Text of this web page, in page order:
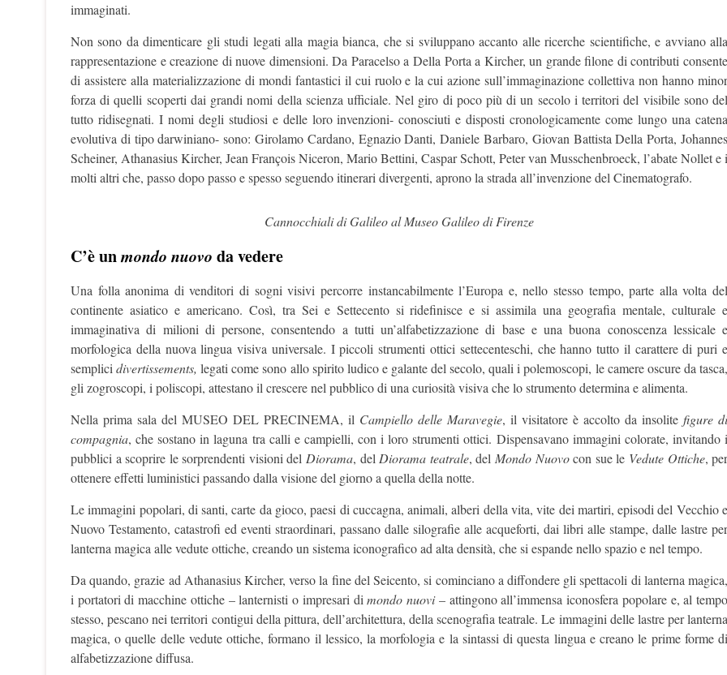
immaginati.
Non sono da dimenticare gli studi legati alla magia bianca, che si sviluppano accanto alle ricerche scientifiche, e avviano alla
rappresentazione e creazione di nuove dimensioni. Da Paracelso a Della Porta a Kircher, un grande filone di contributi consente
di assistere alla materializzazione di mondi fantastici il cui ruolo e la cui azione sull’immaginazione collettiva non hanno minor
forza di quelli scoperti dai grandi nomi della scienza ufficiale. Nel giro di poco più di un secolo i territori del visibile sono del
tutto ridisegnati. I nomi degli studiosi e delle loro invenzioni- conosciuti e disposti cronologicamente come lungo una catena
evolutiva di tipo darwiniano- sono: Girolamo Cardano, Egnazio Danti, Daniele Barbaro, Giovan Battista Della Porta, Johannes
Scheiner, Athanasius Kircher, Jean François Niceron, Mario Bettini, Caspar Schott, Peter van Musschenbroeck, l’abate Nollet e i
molti altri che, passo dopo passo e spesso seguendo itinerari divergenti, aprono la strada all’invenzione del Cinematografo.
Cannocchiali di Galileo al Museo Galileo di Firenze
C’è unmondo nuovo da vedere
Una folla anonima di venditori di sogni visivi percorre instancabilmente l’Europa e, nello stesso tempo, parte alla volta del
continente asiatico e americano. Così, tra Sei e Settecento si ridefinisce e si assimila una geografia mentale, culturale e
immaginativa di milioni di persone, consentendo a tutti un’alfabetizzazione di base e una buona conoscenza lessicale e
morfologica della nuova lingua visiva universale. I piccoli strumenti ottici settecenteschi, che hanno tutto il carattere di puri e
semplicidivertissements, legati come sono allo spirito ludico e galante del secolo, quali i polemoscopi, le camere oscure da tasca,
gli zogroscopi, i poliscopi, attestano il crescere nel pubblico di una curiosità visiva che lo strumento determina e alimenta.
Nella prima sala del MUSEO DEL PRECINEMA, il Campiello delle Maravegie, il visitatore è accolto da insolite figure di
compagnia, che sostano in laguna tra calli e campielli, con i loro strumenti ottici. Dispensavano immagini colorate, invitando i
pubblici a scoprire le sorprendenti visioni del Diorama, del Diorama teatrale, del Mondo Nuovocon sue le Vedute Ottiche,
ottenere effetti luministici passando dalla visione del giorno a quella della notte.
Le immagini popolari, di santi, carte da gioco, paesi di cuccagna, animali, alberi della vita, vite dei martiri, episodi del Vecchio e
Nuovo Testamento, catastrofi ed eventi straordinari, passano dalle silografie alle acqueforti, dai libri alle stampe, dalle lastre per
lanterna magica alle vedute ottiche, creando un sistema iconografico ad alta densità, che si espande nello spazio e nel tempo.
Da quando, grazie ad Athanasius Kircher, verso la fine del Seicento, si cominciano a diffondere gli spettacoli di lanterna magica,
i portatori di macchine ottiche – lanternisti o impresari dimondo nuovi– attingono all’immensa iconosfera popolare e, al tempo
stesso, pescano nei territori contigui della pittura, dell’architettura, della scenografia teatrale. Le immagini delle lastre per lanterna
magica, o quelle delle vedute ottiche, formano il lessico, la morfologia e la sintassi di questa lingua e creano le prime forme di
alfabetizzazione diffusa.